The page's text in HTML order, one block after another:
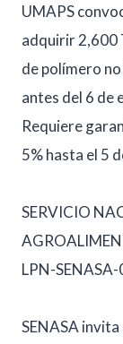
UMAPS
adquirir 2,600
de polímero
antes del 6 de
Requiere
5% hasta el 5
SERVICIO
LPN-
SENASA